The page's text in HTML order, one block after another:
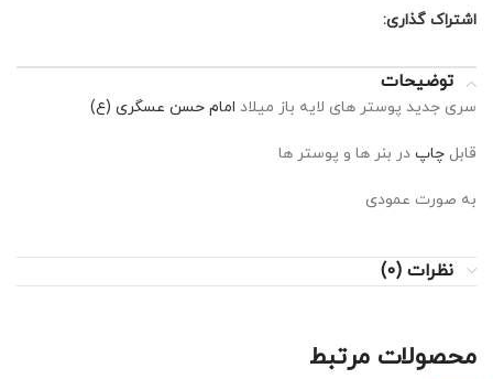
اشتراک گذاری:
توضیحات
سری جدید پوستر های لایه باز میلاد امام حسن عسگری (ع)
قابل چاپ در بنر ها و پوستر ها
به صورت عمودی
نظرات (0)
محصولات مرتبط